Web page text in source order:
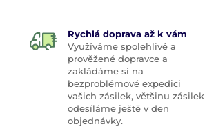
Rychlá doprava až k vám
Využíváme spolehlivé a
prověžené dopravce a
zakládáme si na
bezproblémové expedici
vašich zásilek, většinu zásilek
odesíláme ještě v den
objednávky.